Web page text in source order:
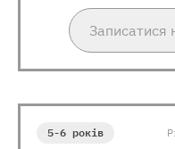
Записатися
5-6 років